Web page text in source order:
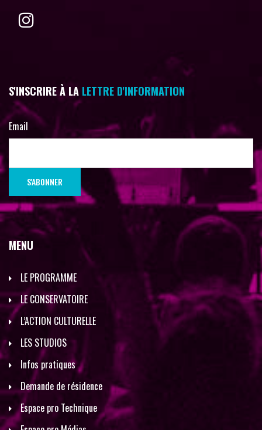
S'INSCRIRE À LA LETTRE D'INFORMATION
Email
MENU
LE PROGRAMME
LE CONSERVATOIRE
L’ACTION CULTURELLE
LES STUDIOS
Infos pratiques
Demande de résidence
Espace pro Technique